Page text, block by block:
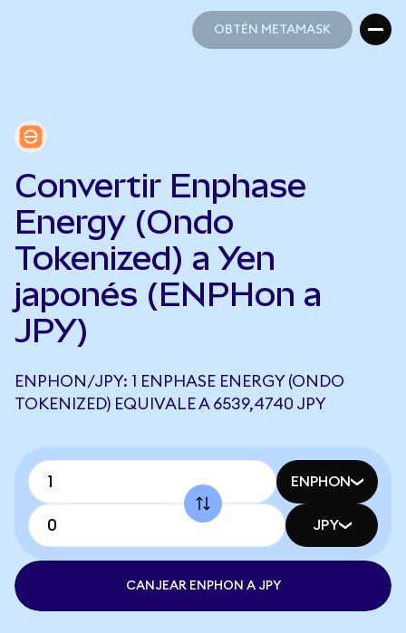
OBTÉN METAMASK
Convertir Enphase
Energy (Ondo
Tokenized) a Yen
japonés (ENPHon a
JPY)
ENPHON/JPY: 1 ENPHASE ENERGY (ONDO
TOKENIZED) EQUIVALE A 6539,4740 JPY
ENPHON
JPY
CANJEAR ENPHON A JPY